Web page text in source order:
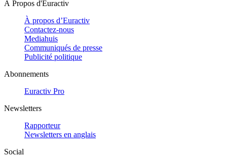
À Propos d'Euractiv
À propos d’Euractiv
Contactez-nous
Mediahuis
Communiqués de presse
Publicité politique
Abonnements
Euractiv Pro
Newsletters
Rapporteur
Newsletters en anglais
Social